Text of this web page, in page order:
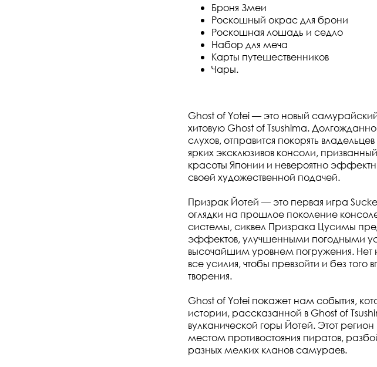
Броня Змеи
Роскошный окрас для брони
Роскошная лошадь и седло
Набор для меча
Карты путешественников
Чары.
Ghost of Yotei — это новый
хитовую Ghost of Tsushima.
слухов, отправится покорять
ярких эксклюзивов консоли,
красоты Японии и невероятно
своей художественной подачей.
Призрак Йотей — это первая игра
оглядки на прошлое поколение
системы, сиквел Призрака Цусимы
эффектов, улучшенными погодными
высочайшим уровнем погружения. Нет
все усилия, чтобы превзойти и без
творения.
Ghost of Yotei покажет нам события,
истории, рассказанной в Ghost of
вулканической горы Йотей. Этот
местом противостояния пиратов,
разных мелких кланов самураев.